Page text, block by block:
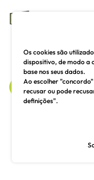
Os cookies são
dispositivo, de modo a
base nos seus dados.
Ao escolher
recusar ou pode
definições".